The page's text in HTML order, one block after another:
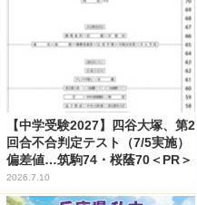
【中学受験2027】四谷大塚、第2
回合不合判定テスト（7/5実施）
偏差値…筑駒74・桜蔭70＜PR＞
2026.7.10